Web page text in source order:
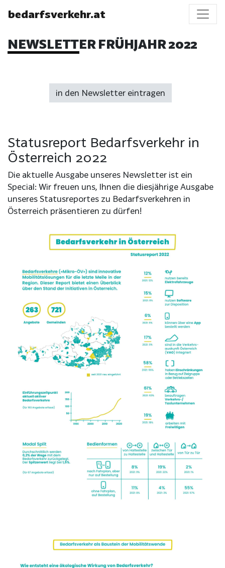
bedarfsverkehr.at
NEWSLETTER FRÜHJAHR 2022
in den Newsletter eintragen
Statusreport Bedarfsverkehr in
Österreich 2022
Die aktuelle Ausgabe unseres Newsletter ist ein
Special: Wir freuen uns, Ihnen die diesjährige Ausgabe
unseres Statusreportes zu Bedarfsverkehren in
Österreich präsentieren zu dürfen!